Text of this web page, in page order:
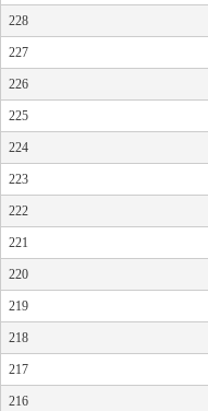
228
227
226
225
224
223
222
221
220
219
218
217
216